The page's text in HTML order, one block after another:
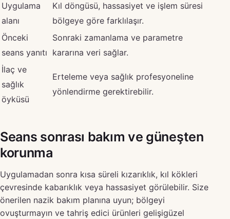
Uygulama
alanı
Kıl döngüsü, hassasiyet ve işlem süresi
bölgeye göre farklılaşır.
Önceki
seans yanıtı
Sonraki zamanlama ve parametre
kararına veri sağlar.
İlaç ve
sağlık
öyküsü
Erteleme veya sağlık profesyoneline
yönlendirme gerektirebilir.
Seans sonrası bakım ve güneşten
korunma
Uygulamadan sonra kısa süreli kızarıklık, kıl kökleri
çevresinde kabarıklık veya hassasiyet görülebilir. Size
önerilen nazik bakım planına uyun; bölgeyi
ovuşturmayın ve tahriş edici ürünleri gelişigüzel